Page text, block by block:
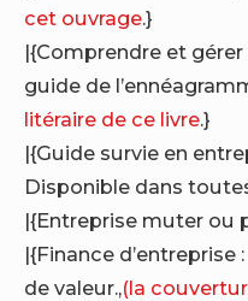
cet ouvrage.}
|{Comprendre et
guide de
litéraire de ce livre.}
|{Guide survie en
Disponible dans
|{Entreprise muter ou
|{Finance
de valeur.,(la